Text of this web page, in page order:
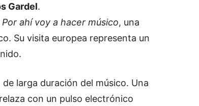
Gardel.
Por ahí voy a hacer músico, una
Su visita europea representa un
larga duración del músico. Una
con un pulso electrónico